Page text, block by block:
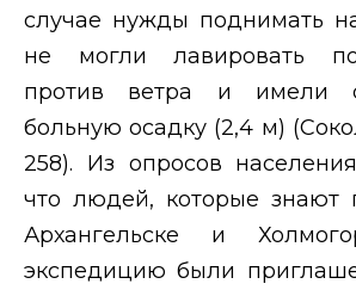
случае нужды поднимать
не могли лавировать
против ветра и имели
больную осадку (2,4 м)
258). Из опросов
что людей, которые знают
Архангельске и
экспедицию были